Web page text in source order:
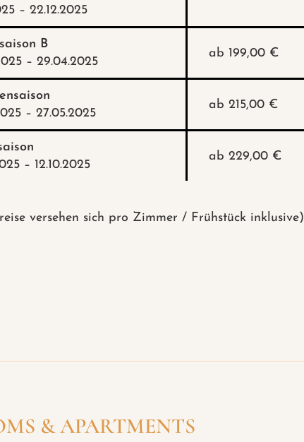
– 22.12.2025
B
– 29.04.2025
ab 199,00 €
– 27.05.2025
ab 215,00 €
– 12.10.2025
ab 229,00 €
versehen sich pro Zimmer / Frühstück inklusive)
& APARTMENTS